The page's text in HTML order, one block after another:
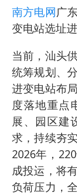
南方电网广
变电站选址
当前，汕头
统筹规划、
进变电站布
度落地重点
展、园区建
求，持续夯
2026年，
成投运，将
负荷压力，